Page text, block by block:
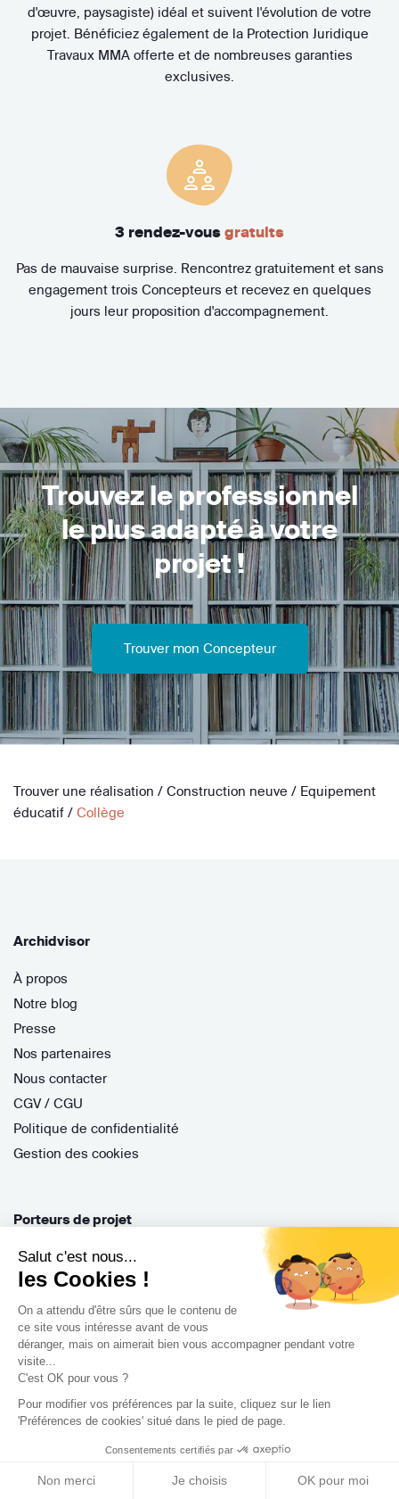
Salut c'est nous...
les Cookies !
On a attendu d'être sûrs que le contenu de
ce site vous intéresse avant de vous
déranger, mais on aimerait bien vous accompagner pendant votre
visite...
C'est OK pour vous ?
Pour modifier vos préférences par la suite, cliquez sur le lien
'Préférences de cookies' situé dans le pied de page.
Consentements certifiés par
Non merci Je choisis OK pour moi
d'œuvre, paysagiste) idéal et suivent l'évolution de votre
projet. Bénéficiez également de la Protection Juridique
Travaux MMA offerte et de nombreuses garanties
exclusives.
3 rendez-vous gratuits
Pas de mauvaise surprise. Rencontrez gratuitement et sans
engagement trois Concepteurs et recevez en quelques
jours leur proposition d'accompagnement.
Trouvez le professionnel
le plus adapté à votre
projet !
Trouver mon Concepteur
Trouver une réalisation / Construction neuve / Equipement
éducatif / Collège
Archidvisor
À propos
Notre blog
Presse
Nos partenaires
Nous contacter
CGV / CGU
Politique de confidentialité
Gestion des cookies
Porteurs de projet
Comment ça marche ?
Questions fréquentes
Mission de conseil
Contractant Général
S'inscrire
Nos architectes
Nos guides